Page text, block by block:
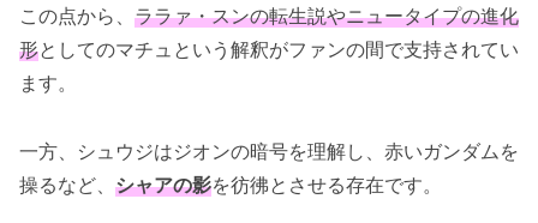
この点から、 ララァ・スンの転生説やニュータイプの進化
形としてのマチュという解釈がファンの間で支持されてい
ます。
一方、シュウジはジオンの暗号を理解し、赤いガンダムを
操るなど、 シャアの影を彷彿とさせる存在です。